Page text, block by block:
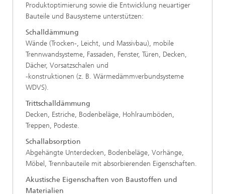
Produktoptimierung sowie die Entwicklung neuartiger
Bauteile und Bausysteme unterstützen:
Schalldämmung
Wände (Trocken-, Leicht, und Massivbau), mobile
Trennwandsysteme, Fassaden, Fenster, Türen, Decken,
Dächer, Vorsatzschalen und
-konstruktionen (z. B. Wärmedämmverbundsysteme
WDVS).
Trittschalldämmung
Decken, Estriche, Bodenbeläge, Hohlraumböden,
Treppen, Podeste.
Schallabsorption
Abgehängte Unterdecken, Bodenbeläge, Vorhänge,
Möbel, Trennbauteile mit absorbierenden Eigenschaften.
Akustische Eigenschaften von Baustoffen und
Materialien